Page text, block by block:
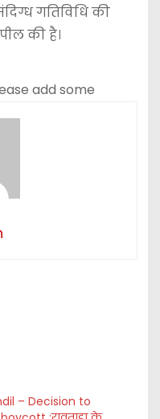
गतिविधि की
की है।
add some
– Decision to